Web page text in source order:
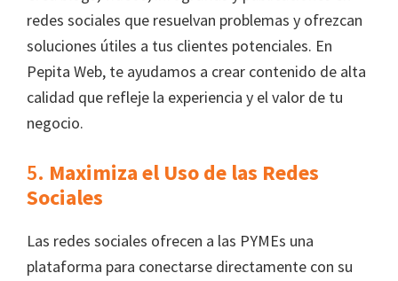
redes sociales que resuelvan problemas y ofrezcan
soluciones útiles a tus clientes potenciales. En
Pepita Web, te ayudamos a crear contenido de alta
calidad que refleje la experiencia y el valor de tu
negocio.
5. Maximiza el Uso de las Redes
Sociales
Las redes sociales ofrecen a las PYMEs una
plataforma para conectarse directamente con su